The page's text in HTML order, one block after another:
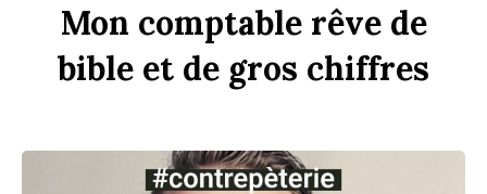
Mon comptable rêve de
bible et de gros chiffres